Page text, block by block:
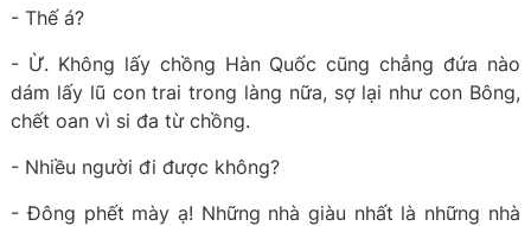
- Thế á?
- Ừ. Không lấy chồng Hàn Quốc cũng chẳng đứa nào
dám lấy lũ con trai trong làng nữa, sợ lại như con Bông,
chết oan vì si đa từ chồng.
- Nhiều người đi được không?
- Đông phết mày ạ! Những nhà giàu nhất là những nhà